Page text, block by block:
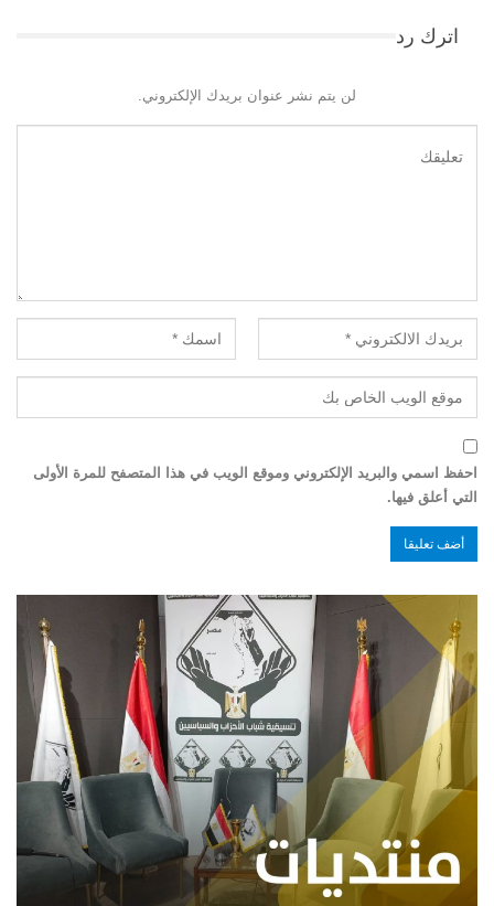
اترك رد
لن يتم نشر عنوان بريدك الإلكتروني.
احفظ اسمي والبريد الإلكتروني وموقع الويب في هذا المتصفح للمرة الأولى
التي أعلق فيها.